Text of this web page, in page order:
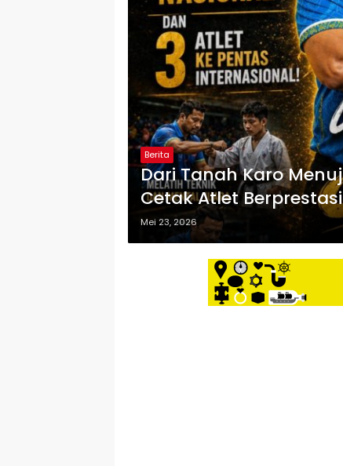
Berita
Dari Tanah Karo
Cetak Atlet
Mei 23, 2026